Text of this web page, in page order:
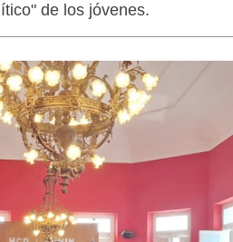
de los jóvenes.